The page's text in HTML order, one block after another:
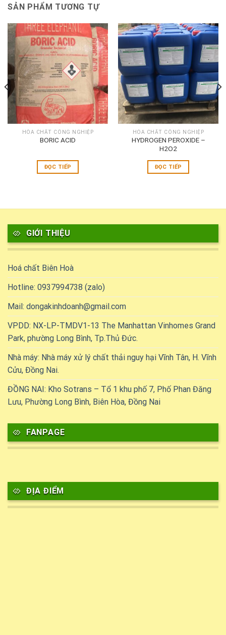
SẢN PHẨM TƯƠNG TỰ
HÓA CHẤT CÔNG NGHIỆP
BORIC ACID
ĐỌC TIẾP
HÓA CHẤT CÔNG NGHIỆP
HYDROGEN PEROXIDE –
H2O2
ĐỌC TIẾP
GIỚI THIỆU
Hoá chất Biên Hoà
Hotline: 0937994738 (zalo)
Mail: dongakinhdoanh@gmail.com
VPDD: NX-LP-TMDV1-13 The Manhattan Vinhomes Grand
Park, phường Long Bình, Tp.Thủ Đức.
Nhà máy: Nhà máy xử lý chất thải nguy hại Vĩnh Tân, H. Vĩnh
Cửu, Đồng Nai.
ĐỒNG NAI: Kho Sotrans – Tổ 1 khu phố 7, Phố Phan Đăng
Lưu, Phường Long Bình, Biên Hòa, Đồng Nai
FANPAGE
ĐỊA ĐIỂM